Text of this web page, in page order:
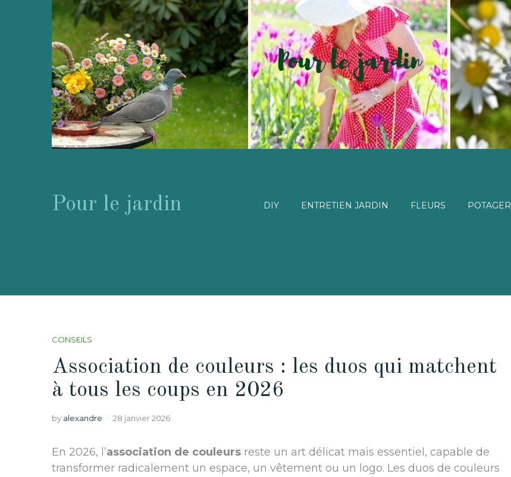
Pour le jardin DIY ENTRETIEN JARDIN FLEURS POTAGER
CONSEILS
Association de couleurs : les duos qui matchent
à tous les coups en 2026
by alexandre 28 janvier 2026
En 2026, l’association de couleurs reste un art délicat mais essentiel, capable de
transformer radicalement un espace, un vêtement ou un logo. Les duos de couleurs